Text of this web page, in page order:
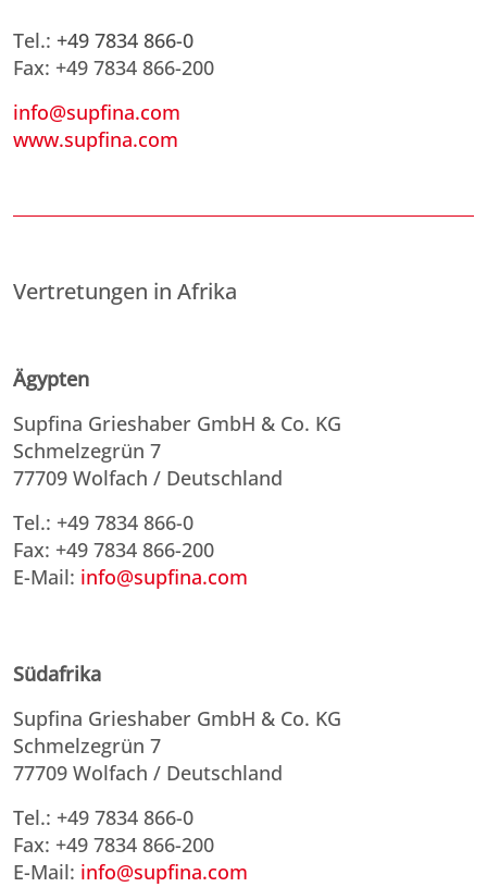
Tel.: +49 7834 866-0
Fax: +49 7834 866-200
info@supfina.com
www.supfina.com
Vertretungen in Afrika
Ägypten
Supfina Grieshaber GmbH & Co. KG
Schmelzegrün 7
77709 Wolfach / Deutschland
Tel.: +49 7834 866-0
Fax: +49 7834 866-200
E-Mail: info@supfina.com
Südafrika
Supfina Grieshaber GmbH & Co. KG
Schmelzegrün 7
77709 Wolfach / Deutschland
Tel.: +49 7834 866-0
Fax: +49 7834 866-200
E-Mail: info@supfina.com